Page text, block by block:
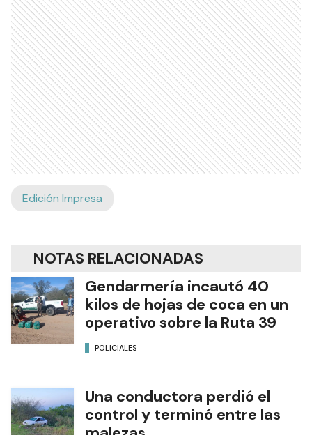
Edición Impresa
NOTAS RELACIONADAS
Gendarmería incautó 40
kilos de hojas de coca en un
operativo sobre la Ruta 39
POLICIALES
Una conductora perdió el
control y terminó entre las